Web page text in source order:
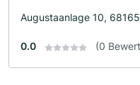
Augustaanlage 10,
0.0 (0